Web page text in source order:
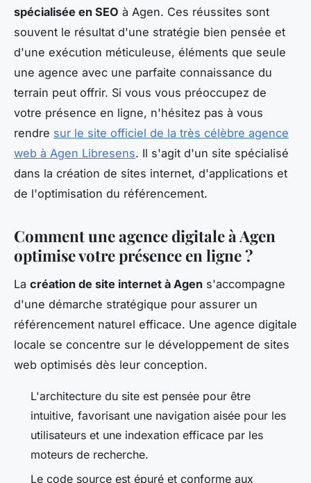
spécialisée en SEO à Agen. Ces réussites sont
souvent le résultat d'une stratégie bien pensée et
d'une exécution méticuleuse, éléments que seule
une agence avec une parfaite connaissance du
terrain peut offrir. Si vous vous préoccupez de
votre présence en ligne, n'hésitez pas à vous
rendre sur le site officiel de la très célèbre agence
web à Agen Libresens. Il s'agit d'un site spécialisé
dans la création de sites internet, d'applications et
de l'optimisation du référencement.
Comment une agence digitale à Agen
optimise votre présence en ligne ?
La création de site internet à Agen s'accompagne
d'une démarche stratégique pour assurer un
référencement naturel efficace. Une agence digitale
locale se concentre sur le développement de sites
web optimisés dès leur conception.
L'architecture du site est pensée pour être
intuitive, favorisant une navigation aisée pour les
utilisateurs et une indexation efficace par les
moteurs de recherche.
Le code source est épuré et conforme aux